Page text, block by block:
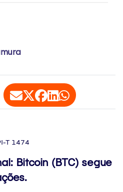
T 1474
Bitcoin (BTC) segue